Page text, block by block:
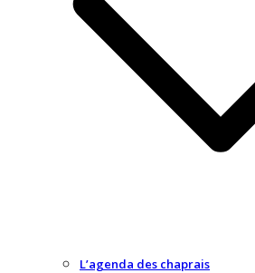
L’agenda des chaprais